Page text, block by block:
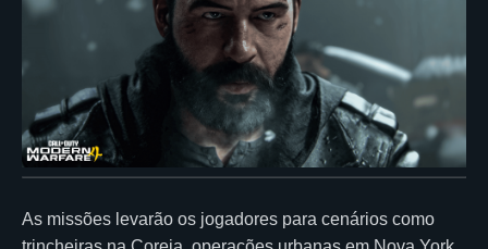
As missões levarão os jogadores para cenários como